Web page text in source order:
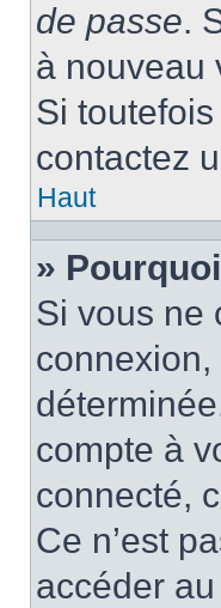
de passe.
à nouveau
Si
contactez
Haut
»
Si vous ne
compte à
connecté,
Ce n’est
accéder